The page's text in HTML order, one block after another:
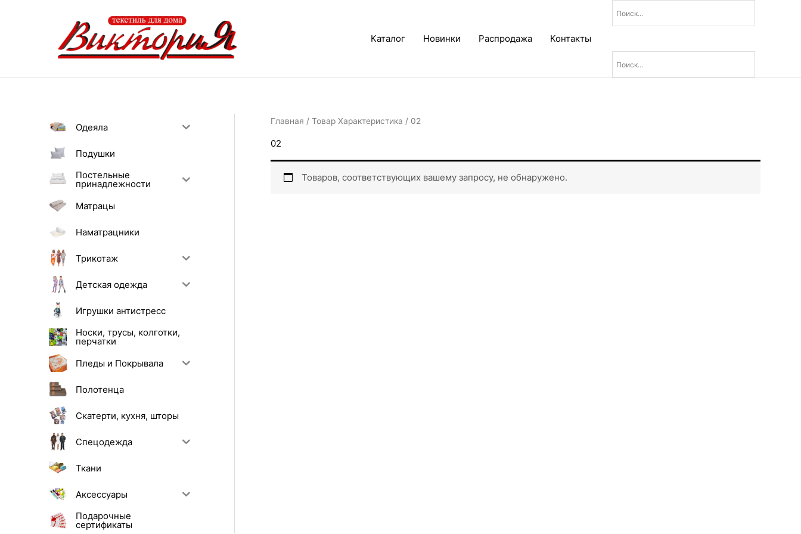
Каталог Новинки Распродажа Контакты
Одеяла
Подушки
Постельные
принадлежности
Матрацы
Наматрацники
Трикотаж
Детская одежда
Игрушки антистресс
Носки, трусы, колготки,
перчатки
Пледы и Покрывала
Полотенца
Скатерти, кухня, шторы
Спецодежда
Ткани
Аксессуары
Подарочные
сертификаты
Главная / Товар Характеристика / 02
02
Товаров, соответствующих вашему запросу, не обнаружено.